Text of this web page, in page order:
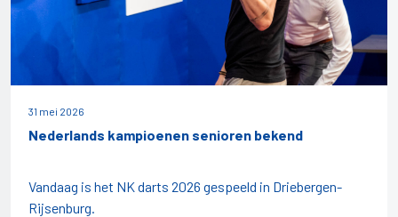
31 mei 2026
Nederlands kampioenen senioren bekend
Vandaag is het NK darts 2026 gespeeld in Driebergen-
Rijsenburg.